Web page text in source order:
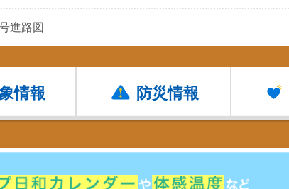
進路図
情報 防災情報